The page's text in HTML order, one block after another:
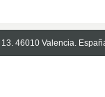
46010 Valencia.